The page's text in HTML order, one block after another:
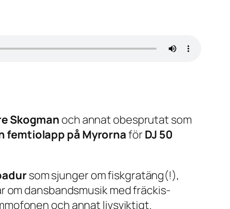
Skogman och annat obesprutat som
femtiolapp på Myrornaför DJ 50
som sjunger om fiskgratäng(!),
om dansbandsmusik med fräckis-
och annat livsviktigt.